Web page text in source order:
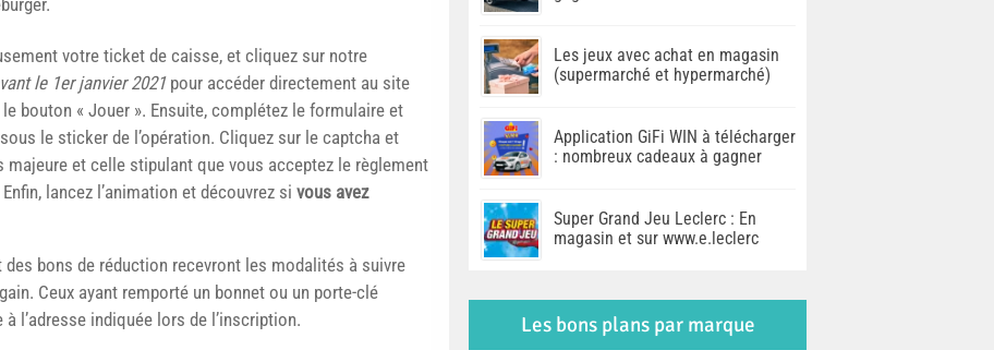
votre ticket de caisse, et cliquez sur notre
le 1er janvier 2021pour accéder directement au site
bouton « Jouer ». Ensuite, complétez le formulaire et
le sticker de l’opération. Cliquez sur le captcha et
et celle stipulant que vous acceptez le règlement
lancez l’animation et découvrez si vous avez
des bons de réduction recevront les modalités à suivre
Ceux ayant remporté un bonnet ou un porte-clé
l’adresse indiquée lors de l’inscription.
Les jeux avec achat en magasin
(supermarché et hypermarché)
Application GiFi WIN à télécharger
: nombreux cadeaux à gagner
Super Grand Jeu Leclerc : En
magasin et sur www.e.leclerc
Les bons plans par marque